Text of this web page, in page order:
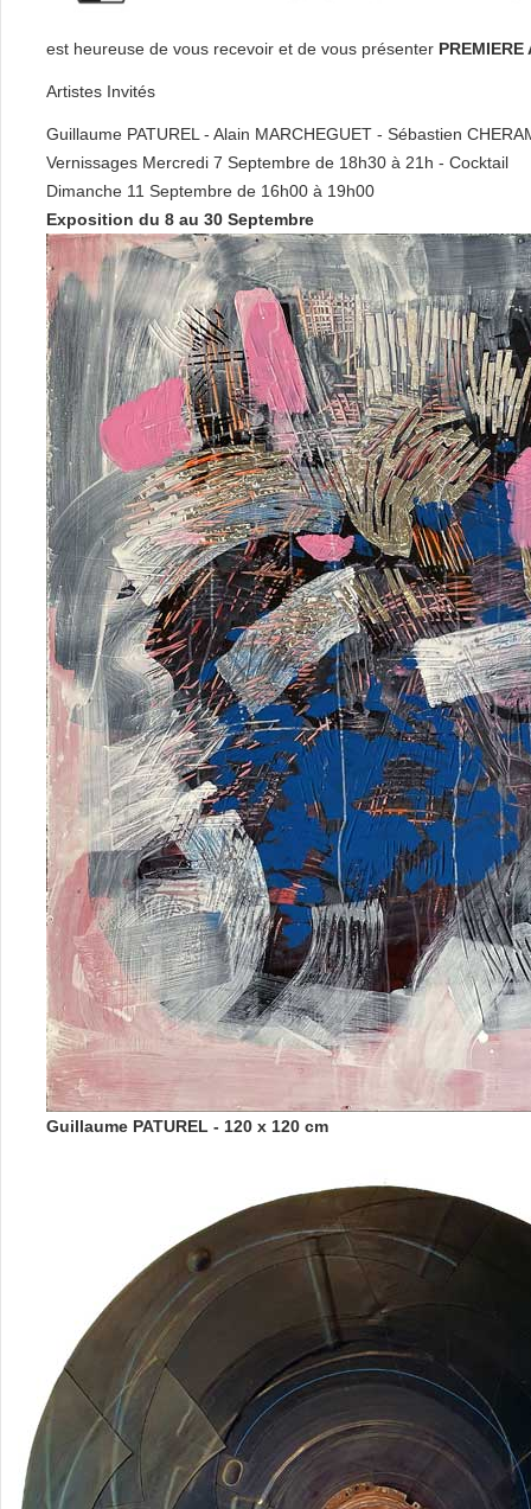
est heureuse de vous recevoir et de vous présenter PREMIERE
Artistes Invités
Guillaume PATUREL - Alain MARCHEGUET - Sébastien
Vernissages Mercredi 7 Septembre de 18h30 à 21h - Cocktail
Dimanche 11 Septembre de 16h00 à 19h00
Exposition du 8 au 30 Septembre
Guillaume PATUREL - 120 x 120 cm